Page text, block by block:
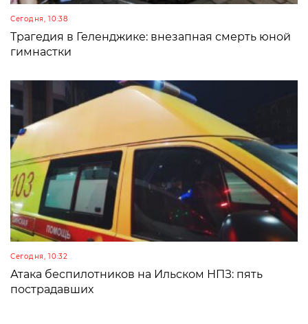
Сегодня, 10:38
Трагедия в Геленджике: внезапная смерть юной
гимнастки
Сегодня, 10:32
Атака беспилотников на Ильском НПЗ: пять
пострадавших